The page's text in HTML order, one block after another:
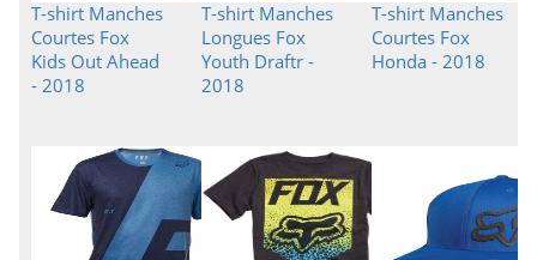
T-shirt Manches
Courtes Fox
Kids Out Ahead
- 2018
T-shirt Manches
Longues Fox
Youth Draftr -
2018
T-shirt Manches
Courtes Fox
Honda - 2018